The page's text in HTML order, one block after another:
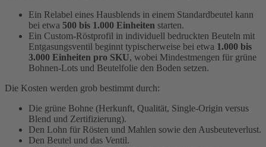
Ein Relabel eines Hausblends in einem Standardbeutel kann
bei etwa 500 bis 1.000 Einheiten starten.
Ein Custom-Röstprofil in individuell bedruckten Beuteln mit
Entgasungsventil beginnt typischerweise bei etwa 1.000 bis
3.000 Einheiten pro SKU, wobei Mindestmengen für grüne
Bohnen-Lots und Beutelfolie den Boden setzen.
Die Kosten werden grob bestimmt durch:
Die grüne Bohne (Herkunft, Qualität, Single-Origin versus
Blend und Zertifizierung).
Den Lohn für Rösten und Mahlen sowie den Ausbeuteverlust.
Den Beutel und das Ventil.